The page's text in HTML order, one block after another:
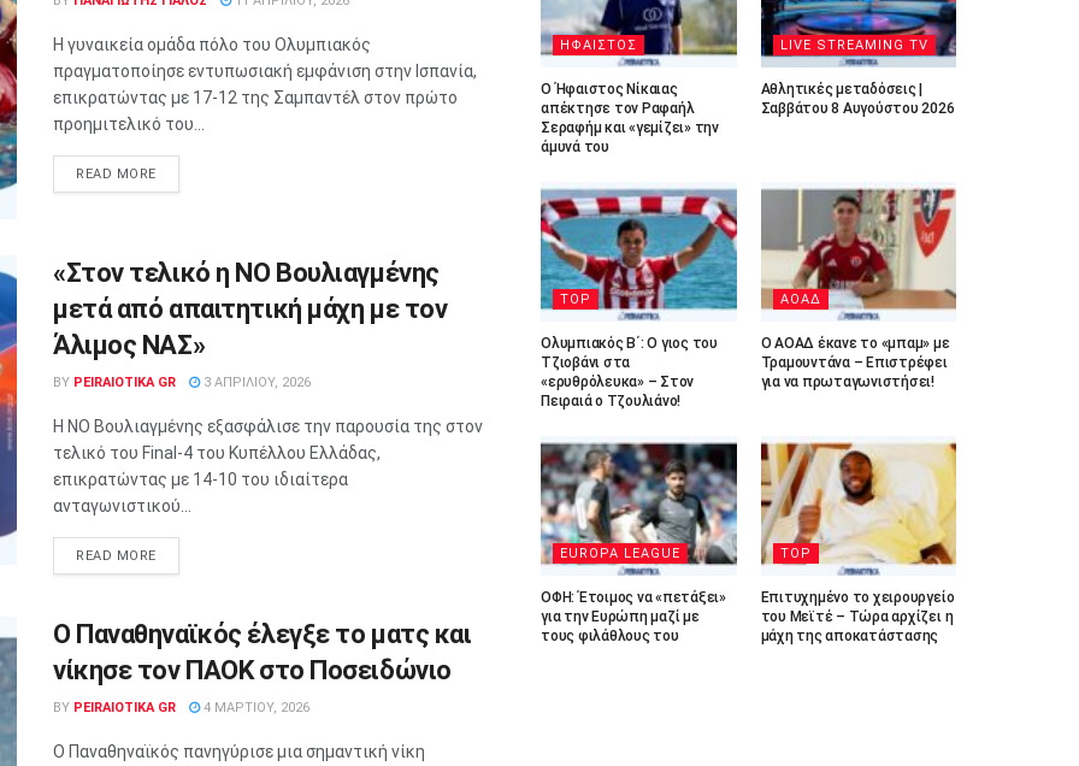
Η γυναικεία ομάδα πόλο του Ολυμπιακός
πραγματοποίησε εντυπωσιακή εμφάνιση στην Ισπανία,
επικρατώντας με 17-12 της Σαμπαντέλ στον πρώτο
προημιτελικό του...
READ MORE
«Στον τελικό η ΝΟ Βουλιαγμένης
μετά από απαιτητική μάχη με τον
Άλιμος ΝΑΣ»
BY PEIRAIOTIKA GR 3 ΑΠΡΙΛΊΟΥ, 2026
Η ΝΟ Βουλιαγμένης εξασφάλισε την παρουσία της στον
τελικό του Final-4 του Κυπέλλου Ελλάδας,
επικρατώντας με 14-10 του ιδιαίτερα
ανταγωνιστικού...
READ MORE
Ο Παναθηναϊκός έλεγξε το ματς και
νίκησε τον ΠΑΟΚ στο Ποσειδώνιο
BY PEIRAIOTIKA GR 4 ΜΑΡΤΊΟΥ, 2026
Ο Παναθηναϊκός πανηγύρισε μια σημαντική νίκη
ΗΦΑΙΣΤΟΣ
Ο Ήφαιστος Νίκαιας
απέκτησε τον Ραφαήλ
Σεραφήμ και «γεμίζει» την
άμυνά του
LIVE STREAMING TV
Αθλητικές μεταδόσεις |
Σαββάτου 8 Αυγούστου 2026
TOP
Ολυμπιακός Β΄: Ο γιος του
Τζιοβάνι στα
«ερυθρόλευκα» – Στον
Πειραιά ο Τζουλιάνο!
ΑΟΑΔ
Ο ΑΟΑΔ έκανε το «μπαμ» με
Τραμουντάνα – Επιστρέφει
για να πρωταγωνιστήσει!
EUROPA LEAGUE
ΟΦΗ: Έτοιμος να «πετάξει»
για την Ευρώπη μαζί με
τους φιλάθλους του
TOP
Επιτυχημένο το χειρουργείο
του Μεϊτέ – Τώρα αρχίζει η
μάχη της αποκατάστασης